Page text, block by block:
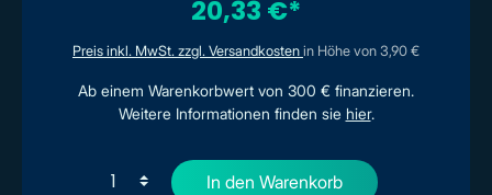
20,33 €*
Preis inkl. MwSt. zzgl. Versandkosten in Höhe von 3,90 €
Ab einem Warenkorbwert von 300 € finanzieren.
Weitere Informationen finden sie hier.
In den Warenkorb